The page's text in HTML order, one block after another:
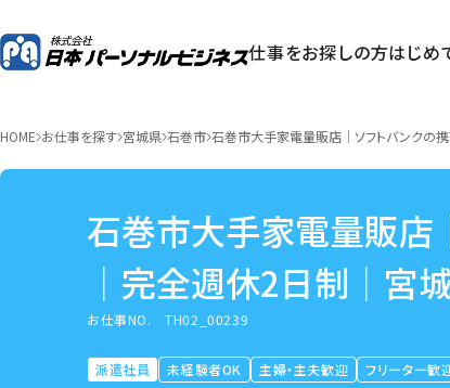
仕事をお探しの方はじめ
HOME お仕事を探す 宮城県 石巻市 石巻市大手家電量販店｜ソフトバンク
石巻市大手家電量販店
｜完全週休2日制｜宮
お仕事NO.TH02_00239
派遣社員 未経験者OK 主婦・主夫歓迎 フリーター歓